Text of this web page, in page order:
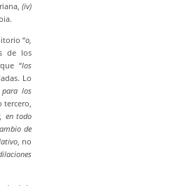
(iv)
“o,
de los
“los
Lo
para los
tercero,
en todo
de
, no